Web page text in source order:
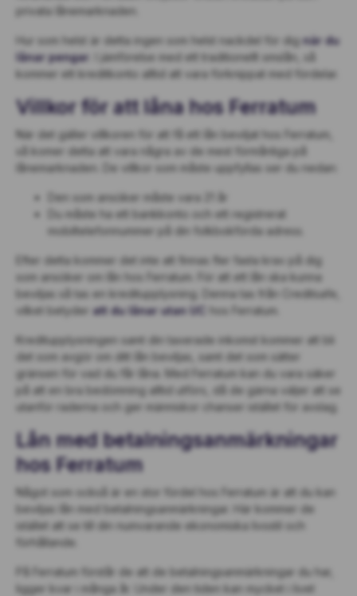
privata lånemarknaden.
Hur som helst är detta ingen som helst nackdel för dignär du
lånar pengar
. I jämförelse med ett traditionellt smslån, så
kommer ett kreditkonto alltid att vara förknippat med fördelar.
Villkor för att låna hos Ferratum
När det gäller villkoren för att få ett lån beviljat hos Ferratum,
så komer detta att vara några av de mest förmånliga på
lånemarknaden. De villkor som måste uppfyllas ser du nedan:
Den som ansöker måste vara 21 år
Du måste ha ett bankkonto och ett registrerat
mobiltelefonnummer på din folkbokförda adress.
Efter detta kommer det inte att finnas fler fasta krav på dig
som ansöker om lån hos Ferratum. För att ett lån ska kunna
beviljas så tas en kreditupplysning. Denna tas från Creditsafe,
vilket betyder att du lånar utan UC hos Ferratum.
Kreditupplysningen samt din taxerade inkomst kommer att bli
det som avgör om ditt lån beviljas, samt det som sätter
gränsen för vad du får låna. Med Ferratum kan du vara säker
på att en bra bedömning alltid utförs, då de gärna väljer att se
utanför raderna och ger människor chanser istället för avslag.
Lån med betalningsanmärkningar
hos Ferratum
Något som också är en stor fördel hos Ferratum är att du kan
beviljas lån med betalningsanmärkningar. Här kommer de
istället att se till din numvarande ekonomiska livsstil och
förhållande.
På Ferratum förstår de att de betalningsanmärkningar du har,
ligger kvar i många år. Under den tiden kan mycket i livet